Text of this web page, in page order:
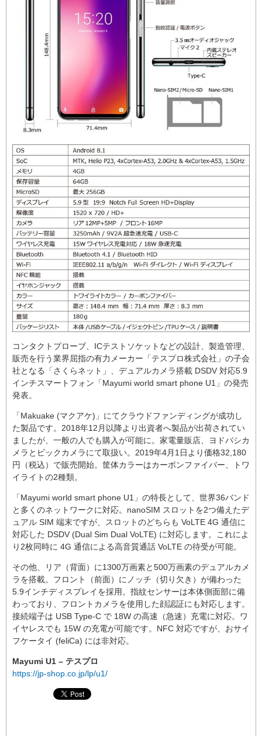
コンタクトプローブ、ICテストソケットなどの設計、製造管理、
販売を行う業界屈指の有力メーカー「テスプロ株式会社」の子会
社となる「さくらネット」、デュアルカメラ搭載 DSDV 対応5.9
インチスマートフォン「Mayumi world smart phone U1」の発売
発表。
「Makuake (マクアケ)」にてクラウドファンディングが成功し
た製品です。2018年12月以降より出資者へ製品が出荷されてい
ましたが、一般の人でも購入が可能に。家電量販店、ヨドバシカ
メラとビックカメラにて取扱い。2019年4月1日より価格32,180
円（税込）で販売開始。筐体カラーはカーボンファイバー、トワ
イライトの2種類。
「Mayumi world smart phone U1」の特長として、世界36バンド
と多くのネットワークに対応。nanoSIM スロットを2つ備えたデ
ュアル SIM 端末ですが、スロットのどちらも VoLTE 4G 通信に
対応した DSDV (Dual Sim Dual VoLTE) に対応します。これによ
り2枚同時に 4G 通信による高音質通話 VoLTE の待受が可能。
その他、リア（背面）に1300万画素と500万画素のデュアルカメ
ラを搭載。フロント（前面）にノッチ（切り欠き）が備わった
5.9インチディスプレイを採用。指紋センサーは本体側面部に備
わっており、フロントカメラを使用した顔認証にも対応します。
接続端子は USB Type-C で 18W の高速（急速）充電に対応。ワ
イヤレスでも 15W の充電が可能です。NFC 対応ですが、おサイ
フケータイ (feliCa) には非対応。
Mayumi U1 – テスプロ
https://jp-shop.co.jp/lp/u1/